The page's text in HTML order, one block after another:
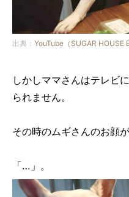
出典： YouTube（SUGAR HOUSE
しかしママさんはテレビ
られません。
その時のムギさんのお顔が
「…」。